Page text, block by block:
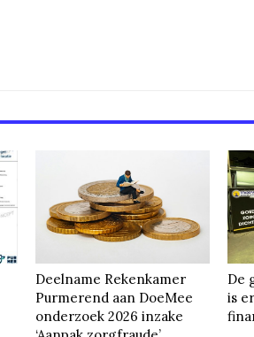
Deelname Rekenkamer
Purmerend aan DoeMee
onderzoek 2026 inzake
De
is